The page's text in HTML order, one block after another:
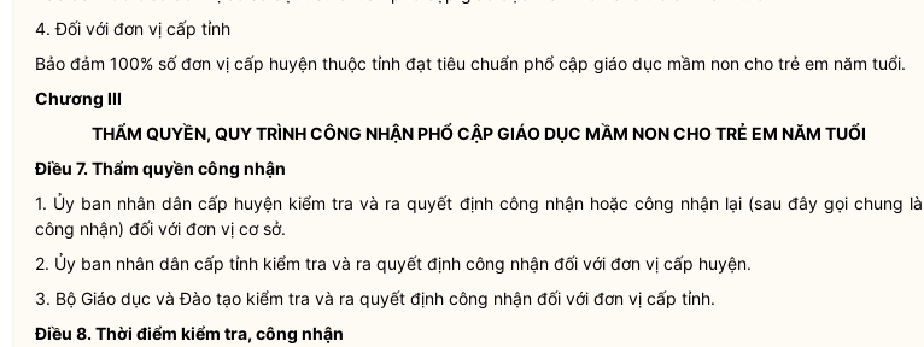
4. Đối với đơn vị cấp tỉnh
Bảo đảm 100% số đơn vị cấp huyện thuộc tỉnh đạt tiêu chuẩn phổ cập giáo dục mầm non cho trẻ em năm tuổi.
Chương III
THẨM QUYỀN, QUY TRÌNH CÔNG NHẬN PHỔ CẬP GIÁO DỤC MẦM NON CHO TRẺ EM NĂM TUỔI
Điều 7. Thẩm quyền công nhận
1. Ủy ban nhân dân cấp huyện kiểm tra và ra quyết định công nhận hoặc công nhận lại (sau đây gọi chung là
công nhận) đối với đơn vị cơ sở.
2. Ủy ban nhân dân cấp tỉnh kiểm tra và ra quyết định công nhận đối với đơn vị cấp huyện.
3. Bộ Giáo dục và Đào tạo kiểm tra và ra quyết định công nhận đối với đơn vị cấp tỉnh.
Điều 8. Thời điểm kiểm tra, công nhận